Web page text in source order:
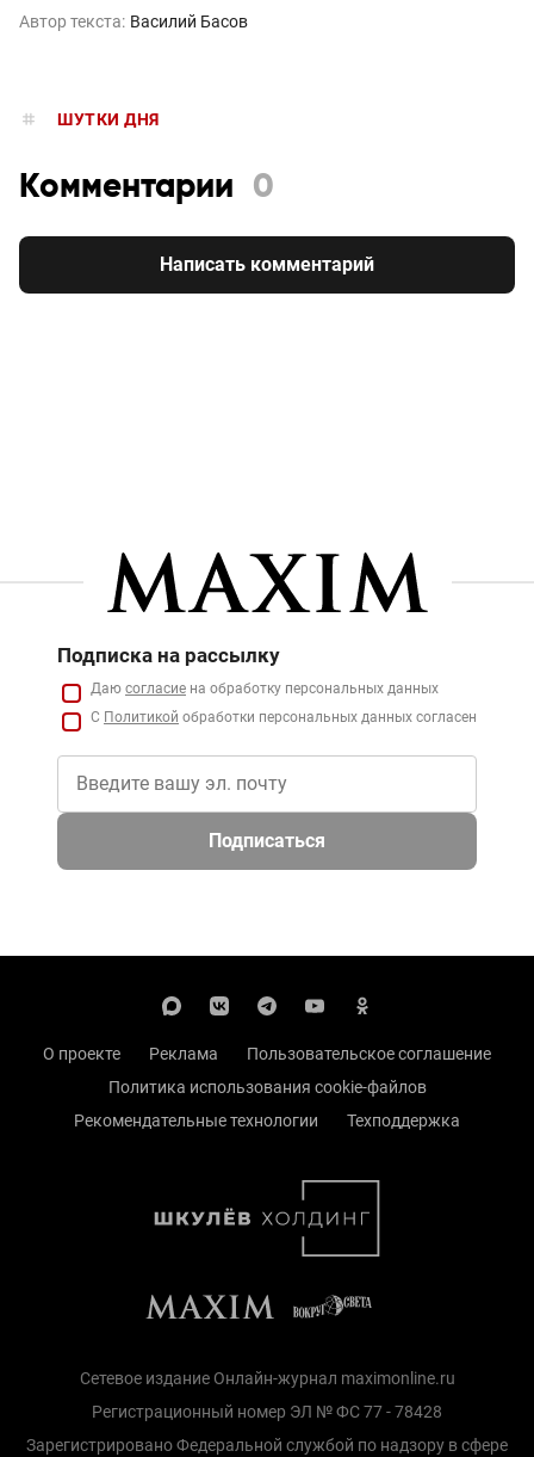
Автор текста: Василий Басов
ШУТКИ ДНЯ
Комментарии 0
Написать комментарий
Подписка на рассылку
Даю согласие на обработку персональных данных
С Политикой обработки персональных данных согласен
Подписаться
О проекте Реклама
Пользовательское соглашение
Политика использования cookie-файлов
Рекомендательные технологии
Техподдержка
Сетевое издание Онлайн-журнал maximonline.ru
Регистрационный номер ЭЛ № ФС 77 - 78428
Зарегистрировано Федеральной службой по надзору в сфере